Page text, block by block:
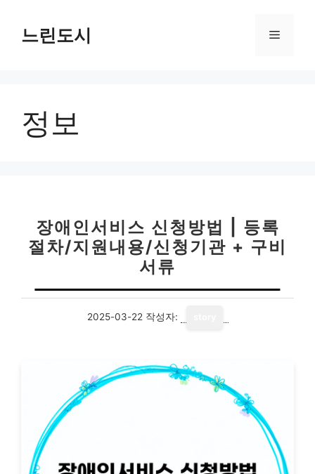
느린도시 메
정보
장애인서비스 신청방법 | 등록
절차/지원내용/신청기관 + 구비
서류
2025-03-22 작성자: